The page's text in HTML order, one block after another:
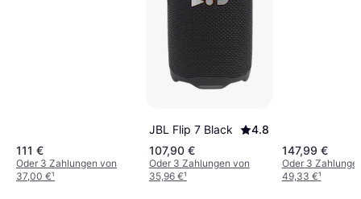
111 €
Oder 3 Zahlungen von
37,00 €¹
JBL Flip 7 Black
4.8
107,90 €
Oder 3 Zahlungen von
35,96 €¹
147,99 €
Oder 3
49,33 €¹